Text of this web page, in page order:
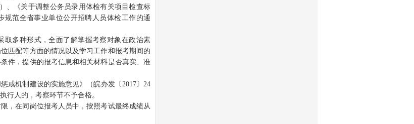
、《关于调整公务员录用体检有关项目检查标
规范全省事业单位公开招聘人员体检工作的通
取多种形式，全面了解掌握考察对象在政治素
匹配等方面的情况以及学习工作和报考期间的
件，提供的报考信息和相关材料是否真实、准
戒机制建设的实施意见》（皖办发〔2017〕24
行人的，考察环节不予合格。
，在同岗位报考人员中，按照考试最终成绩从